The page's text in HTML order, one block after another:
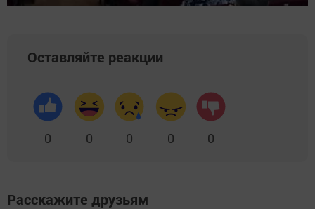
Оставляйте реакции
0 0 0 0 0
Расскажите друзьям